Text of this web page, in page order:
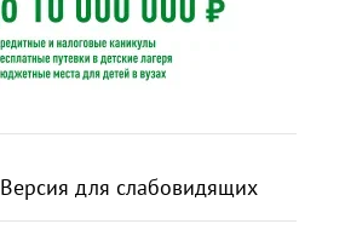
Версия для слабовидящих